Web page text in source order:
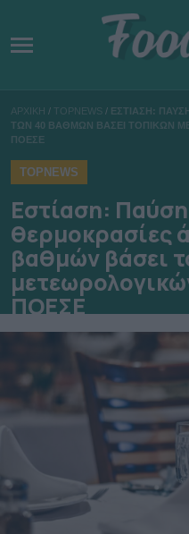
ΑΡΧΙΚΗ / TOPNEWS / ΕΣΤΙΑΣΗ:
ΤΩΝ 40 ΒΑΘΜΩΝ ΒΑΣΕΙ ΤΟΠΙΚΩΝ
ΠΟΕΣΕ
TOPNEWS
Εστίαση:
θερμοκρασίες
βαθμών βάσει
ΠΟΕΣΕ